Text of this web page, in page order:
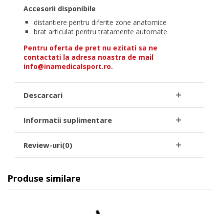
Accesorii disponibile
distantiere pentru diferite zone anatomice
brat articulat pentru tratamente automate
Pentru oferta de pret nu ezitati sa ne
contactati la adresa noastra de mail
info@inamedicalsport.ro.
Descarcari
Informatii suplimentare
Review-uri(0)
Produse similare